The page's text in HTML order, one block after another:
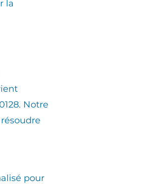
la
Notre
pour